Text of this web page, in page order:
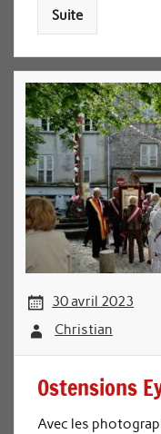
Suite
30 avril 2023
Christian
Ostensions
Avec les